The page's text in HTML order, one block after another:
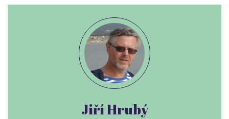
Jiří Hrubý